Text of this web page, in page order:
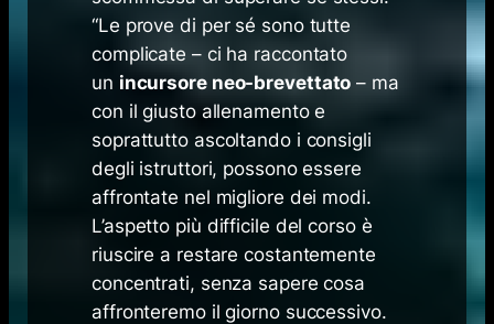
“Le prove di per sé sono tutte
complicate – ci ha raccontato
un incursore neo-brevettato – ma
con il giusto allenamento e
soprattutto ascoltando i consigli
degli istruttori, possono essere
affrontate nel migliore dei modi.
L’aspetto più difficile del corso è
riuscire a restare costantemente
concentrati, senza sapere cosa
affronteremo il giorno successivo.